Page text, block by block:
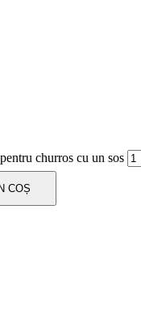
churros cu un sos
COȘ